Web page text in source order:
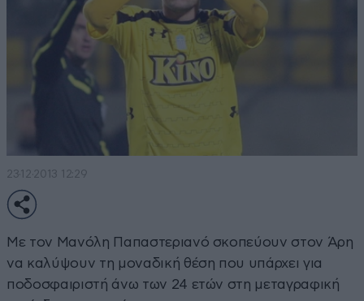
23·12·2013 12:29
Με τον Μανόλη Παπαστεριανό σκοπεύουν στον Άρη
να καλύψουν τη μοναδική θέση που υπάρχει για
ποδοσφαιριστή άνω των 24 ετών στη μεταγραφική